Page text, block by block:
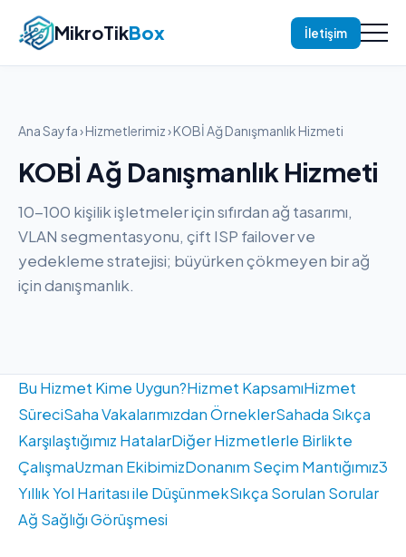
MikroTikBox İletişim
Ana Sayfa›Hizmetlerimiz› KOBİ Ağ Danışmanlık Hizmeti
KOBİ Ağ Danışmanlık Hizmeti
10-100 kişilik işletmeler için sıfırdan ağ tasarımı,
VLAN segmentasyonu, çift ISP failover ve
yedekleme stratejisi; büyürken çökmeyen bir ağ
için danışmanlık.
Bu Hizmet Kime Uygun?Hizmet KapsamıHizmet
SüreciSaha Vakalarımızdan ÖrneklerSahada Sıkça
Karşılaştığımız HatalarDiğer Hizmetlerle Birlikte
ÇalışmaUzman EkibimizDonanım Seçim Mantığımız3
Yıllık Yol Haritası ile DüşünmekSıkça Sorulan Sorular
Ağ Sağlığı Görüşmesi